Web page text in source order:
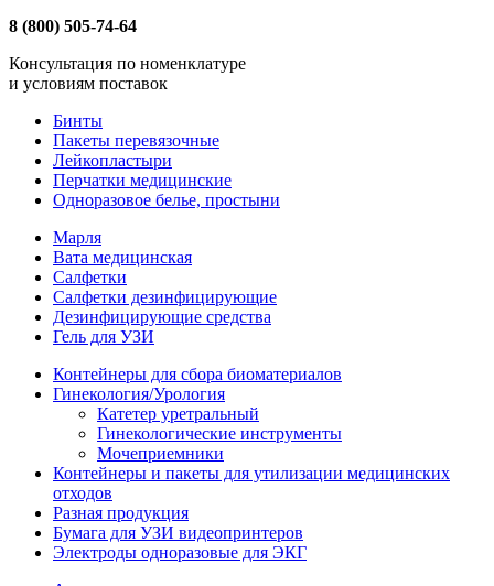
8 (800) 505-74-64
Консультация по номенклатуре
и условиям поставок
Бинты
Пакеты перевязочные
Лейкопластыри
Перчатки медицинские
Одноразовое белье, простыни
Марля
Вата медицинская
Салфетки
Салфетки дезинфицирующие
Дезинфицирующие средства
Гель для УЗИ
Контейнеры для сбора биоматериалов
Гинекология/Урология
Катетер уретральный
Гинекологические инструменты
Мочеприемники
Контейнеры и пакеты для утилизации медицинских
отходов
Разная продукция
Бумага для УЗИ видеопринтеров
Электроды одноразовые для ЭКГ